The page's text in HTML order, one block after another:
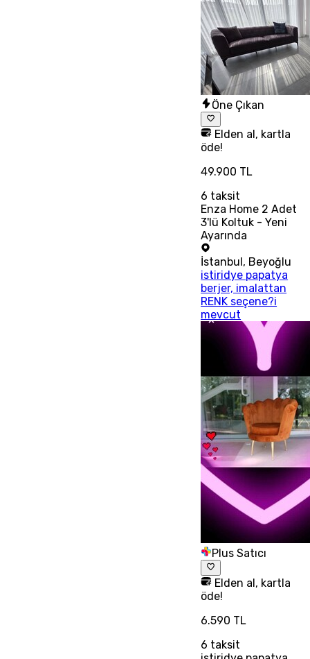
Öne Çıkan
Elden al, kartla
öde!
49.900 TL
6 taksit
Enza Home 2 Adet
3'lü Koltuk - Yeni
Ayarında
İstanbul , Beyoğlu
istiridye papatya
berjer, imalattan
RENK seçene?i
mevcut
Plus Satıcı
Elden al, kartla
öde!
6.590 TL
6 taksit